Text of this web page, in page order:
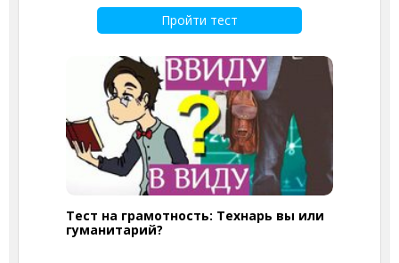
Пройти тест
Тест на грамотность: Технарь вы или
гуманитарий?